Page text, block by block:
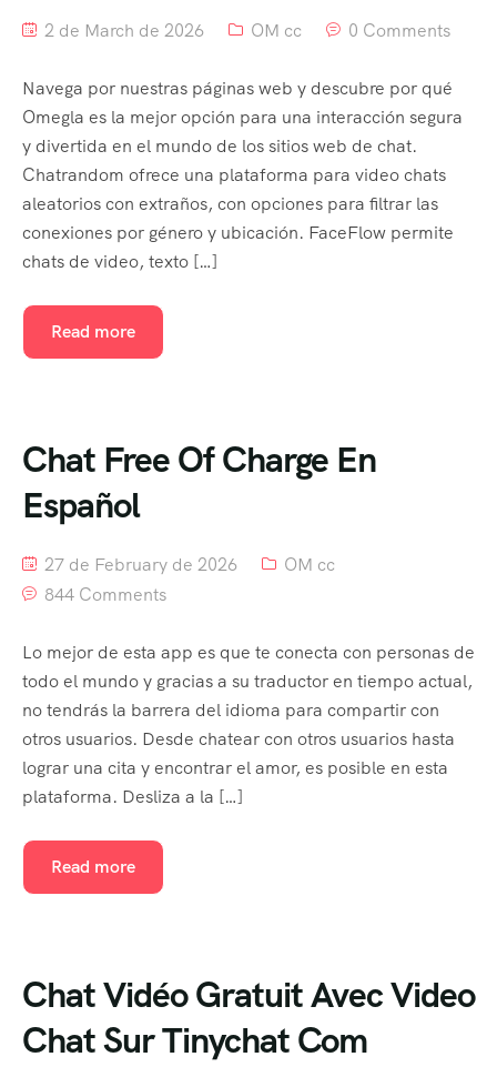
Destination Detail
Destination List – v1
Destination List – v2
Destination Detail – v2
Blog
History
FAQ’s
Events
Meet Our Team
Offer Page
Gallery
Testimonial
404 Page
Default No Sidebar
Blog Grid
2 de March de 2026 OM cc 0 Comments
Navega por nuestras páginas web y descubre por qué
Omegla es la mejor opción para una interacción segura
y divertida en el mundo de los sitios web de chat.
Chatrandom ofrece una plataforma para video chats
aleatorios con extraños, con opciones para filtrar las
conexiones por género y ubicación. FaceFlow permite
chats de video, texto […]
Read more
Chat Free Of Charge En
Español
27 de February de 2026
OM cc
844 Comments
Lo mejor de esta app es que te conecta con personas de
todo el mundo y gracias a su traductor en tiempo actual,
no tendrás la barrera del idioma para compartir con
otros usuarios. Desde chatear con otros usuarios hasta
lograr una cita y encontrar el amor, es posible en esta
plataforma. Desliza a la […]
Read more
Chat Vidéo Gratuit Avec Video
Chat Sur Tinychat Com